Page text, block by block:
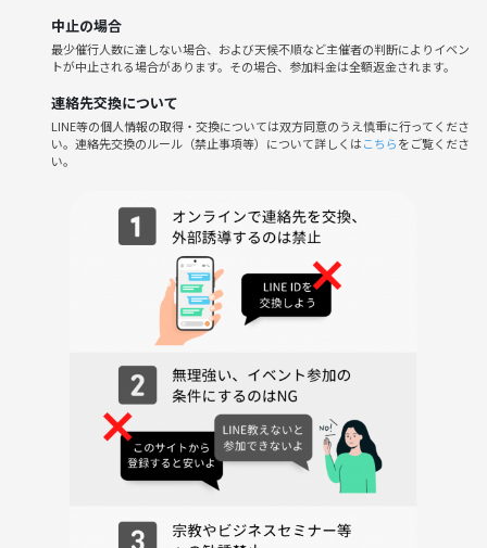
💫不安な方は複数人で参加もできます！ぜひご一緒に🍀
みんなで楽しく遊びながら、新しい友達を作りましょう😊運営スタッ
フも一緒にゲームを楽しみますので、わからないことがあればいつでも
聞いてくださいね。
・主催は勝ち負けよりエンジョイ重視派です🎵
・軽～中量級ゲームがメインです。
・お一人でも、男女問わずどなたでもお気軽にご参加いただけます！
・食事に関して、持ち込みOKです！⭕️
・飲み物に関して、蓋つきの飲料であれば持ち込みOKです！⭕️
・お酒の持ち込みはできません❌
・みんなでわいわいパーティ系ボードゲームを楽しみましょう✨
※ボードゲームはじめての方や経験の浅い方へ対し、ボードゲームを嫌
いになるような行動や発言(強い口調、高圧的な態度、ミスしたことへ
の指摘、非難、誹謗、中傷、特に発言を遮ること)はお控えください。
ご協力をお願い致します。
中止の場合
最少催行人数に達しない場合、および天候不順など主催者の判断によりイベン
トが中止される場合があります。その場合、参加料金は全額返金されます。
連絡先交換について
LINE等の個人情報の取得・交換については双方同意のうえ慎重に行ってくださ
い。連絡先交換のルール（禁止事項等）について詳しくはこちらをご覧くださ
い。